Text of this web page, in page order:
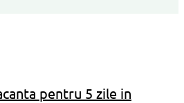
pentru 5 zile in